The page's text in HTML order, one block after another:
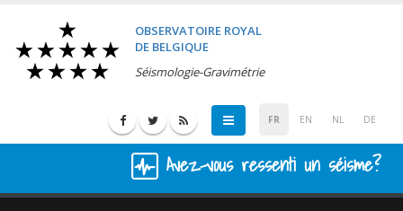
OBSERVATOIRE ROYAL
DE BELGIQUE
Séismologie-Gravimétrie
FR EN NL DE
Avez-vous ressenti un séisme?